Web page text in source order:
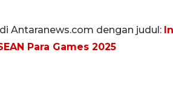
Antaranews.com dengan judul:
Para Games 2025